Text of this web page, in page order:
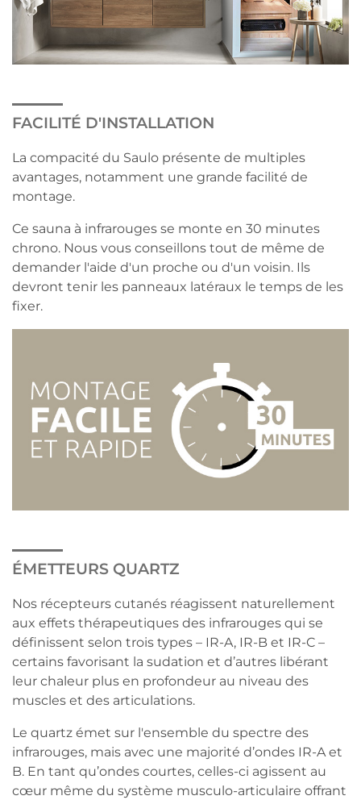
FACILITÉ D'INSTALLATION
La compacité du Saulo présente de multiples
avantages, notamment une grande facilité de
montage.
Ce sauna à infrarouges se monte en 30 minutes
chrono. Nous vous conseillons tout de même de
demander l'aide d'un proche ou d'un voisin. Ils
devront tenir les panneaux latéraux le temps de les
fixer.
ÉMETTEURS QUARTZ
Nos récepteurs cutanés réagissent naturellement
aux effets thérapeutiques des infrarouges qui se
définissent selon trois types – IR-A, IR-B et IR-C –
certains favorisant la sudation et d’autres libérant
leur chaleur plus en profondeur au niveau des
muscles et des articulations.
Le quartz émet sur l'ensemble du spectre des
infrarouges, mais avec une majorité d’ondes IR-A et
B. En tant qu’ondes courtes, celles-ci agissent au
cœur même du système musculo-articulaire offrant